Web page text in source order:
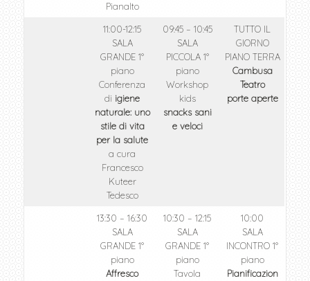
Pianalto
11:00-12:15
SALA
GRANDE 1°
piano
Conferenza
di igiene
naturale: uno
stile di vita
per la salute
a cura
Francesco
Kuteer
Tedesco
09:45 – 10:45
SALA
PICCOLA 1°
piano
Workshop
kids
snacks sani
e veloci
TUTTO IL
GIORNO
PIANO TERRA
Cambusa
Teatro
porte aperte
13:30 – 16:30
SALA
GRANDE 1°
piano
Affresco
10:30 – 12:15
SALA
GRANDE 1°
piano
Tavola
10:00
SALA
INCONTRO 1°
piano
Pianificazion